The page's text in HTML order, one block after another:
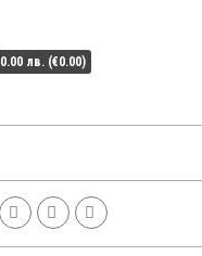
0.00 лв. (€0.00)